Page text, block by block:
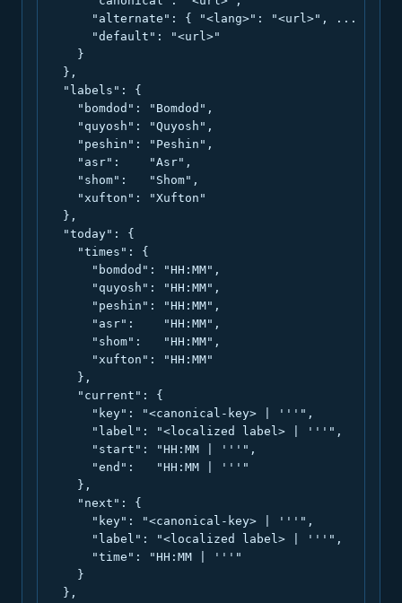
      "alternate": { "<lang>": "<url>", ... },
      "default": "<url>"
    }
  },
  "labels": {
    "bomdod": "Bomdod",
    "quyosh": "Quyosh",
    "peshin": "Peshin",
    "asr":    "Asr",
    "shom":   "Shom",
    "xufton": "Xufton"
  },
  "today": {
    "times": {
      "bomdod": "HH:MM",
      "quyosh": "HH:MM",
      "peshin": "HH:MM",
      "asr":    "HH:MM",
      "shom":   "HH:MM",
      "xufton": "HH:MM"
    },
    "current": {
      "key": "<canonical-key> | '''",
      "label": "<localized label> | '''",
      "start": "HH:MM | '''",
      "end":   "HH:MM | '''"
    },
    "next": {
      "key": "<canonical-key> | '''",
      "label": "<localized label> | '''",
      "time": "HH:MM | '''"
    }
  },